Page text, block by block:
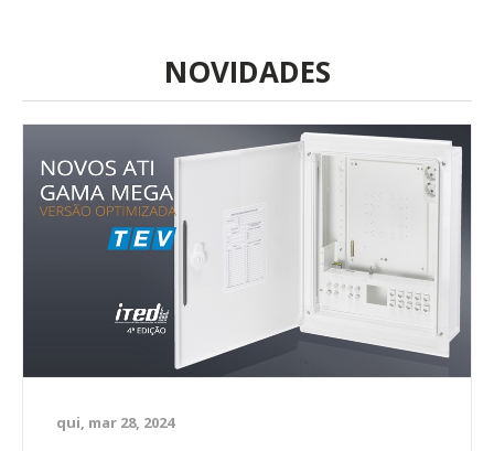
NOVIDADES
qui, mar 28, 2024